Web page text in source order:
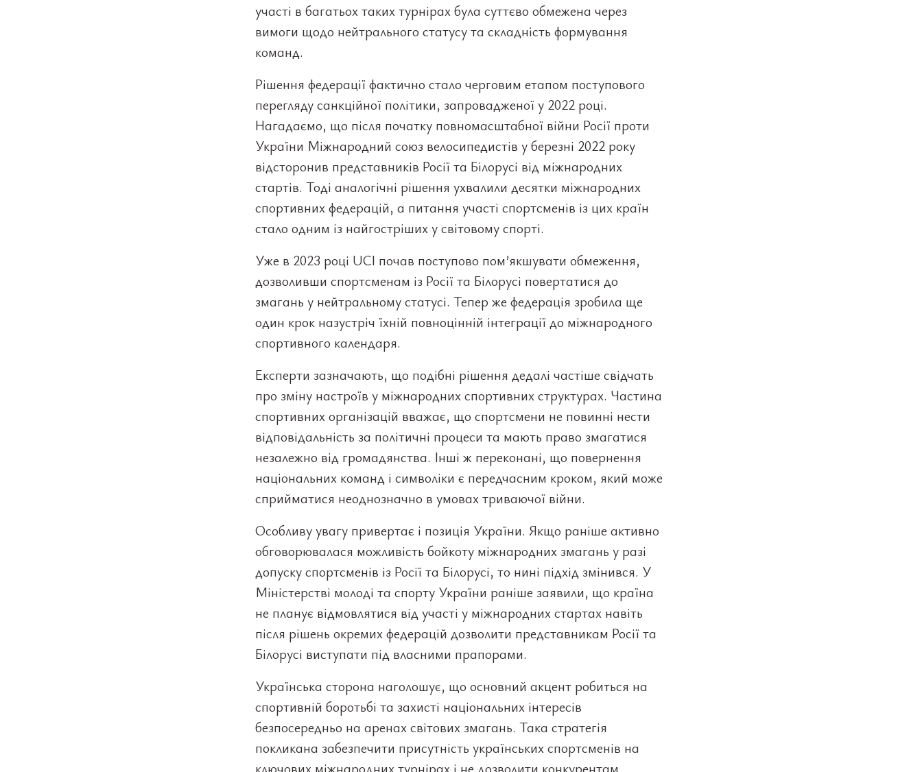
участі в багатьох таких турнірах була суттєво обмежена через
вимоги щодо нейтрального статусу та складність формування
команд.
Рішення федерації фактично стало черговим етапом поступового
перегляду санкційної політики, запровадженої у 2022 році.
Нагадаємо, що після початку повномасштабної війни Росії проти
України Міжнародний союз велосипедистів у березні 2022 року
відсторонив представників Росії та Білорусі від міжнародних
стартів. Тоді аналогічні рішення ухвалили десятки міжнародних
спортивних федерацій, а питання участі спортсменів із цих країн
стало одним із найгостріших у світовому спорті.
Уже в 2023 році UCI почав поступово пом’якшувати обмеження,
дозволивши спортсменам із Росії та Білорусі повертатися до
змагань у нейтральному статусі. Тепер же федерація зробила ще
один крок назустріч їхній повноцінній інтеграції до міжнародного
спортивного календаря.
Експерти зазначають, що подібні рішення дедалі частіше свідчать
про зміну настроїв у міжнародних спортивних структурах. Частина
спортивних організацій вважає, що спортсмени не повинні нести
відповідальність за політичні процеси та мають право змагатися
незалежно від громадянства. Інші ж переконані, що повернення
національних команд і символіки є передчасним кроком, який може
сприйматися неоднозначно в умовах триваючої війни.
Особливу увагу привертає і позиція України. Якщо раніше активно
обговорювалася можливість бойкоту міжнародних змагань у разі
допуску спортсменів із Росії та Білорусі, то нині підхід змінився. У
Міністерстві молоді та спорту України раніше заявили, що країна
не планує відмовлятися від участі у міжнародних стартах навіть
після рішень окремих федерацій дозволити представникам Росії та
Білорусі виступати під власними прапорами.
Українська сторона наголошує, що основний акцент робиться на
спортивній боротьбі та захисті національних інтересів
безпосередньо на аренах світових змагань. Така стратегія
покликана забезпечити присутність українських спортсменів на
ключових міжнародних турнірах і не дозволити конкурентам